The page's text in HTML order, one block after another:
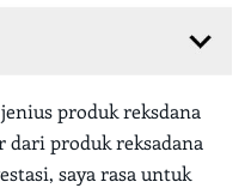
produk reksdana
dari produk reksadana
saya rasa untuk